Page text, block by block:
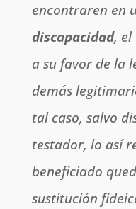
encontraren en
discapacidad, el
a su favor de la
demás
tal caso, salvo
testador, lo así
beneficiado
sustitución